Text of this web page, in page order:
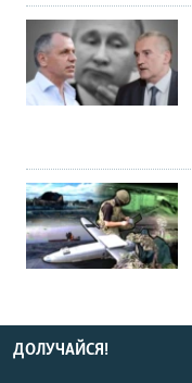
ДОЛУЧАЙСЯ!